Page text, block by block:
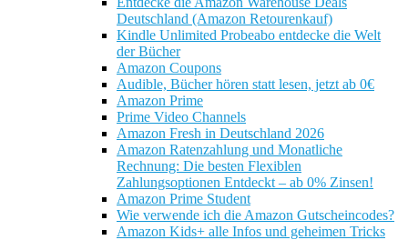
Deutschland (Amazon Retourenkauf)
Kindle Unlimited Probeabo entdecke die Welt
der Bücher
Amazon Coupons
Audible, Bücher hören statt lesen, jetzt ab 0€
Amazon Prime
Prime Video Channels
Amazon Fresh in Deutschland 2026
Amazon Ratenzahlung und Monatliche
Rechnung: Die besten Flexiblen
Zahlungsoptionen Entdeckt – ab 0% Zinsen!
Amazon Prime Student
Wie verwende ich die Amazon Gutscheincodes?
Amazon Kids+ alle Infos und geheimen Tricks